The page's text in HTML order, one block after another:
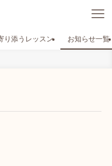
り添うレッスン お知らせ一覧